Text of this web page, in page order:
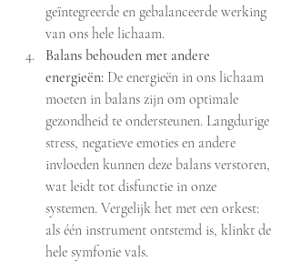
geïntegreerde en gebalanceerde werking
van ons hele lichaam.
Balans behouden met andere
energieën: De energieën in ons lichaam
moeten in balans zijn om optimale
gezondheid te ondersteunen. Langdurige
stress, negatieve emoties en andere
invloeden kunnen deze balans verstoren,
wat leidt tot disfunctie in onze
systemen. Vergelijk het met een orkest:
als één instrument ontstemd is, klinkt de
hele symfonie vals.